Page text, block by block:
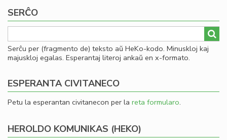
SERĈO
Serĉu per (fragmento de) teksto aŭ HeKo-kodo. Minuskloj kaj
majuskloj egalas. Esperantaj literoj ankaŭ en x-formato.
ESPERANTA CIVITANECO
Petu la esperantan civitanecon per la reta formularo.
HEROLDO KOMUNIKAS (HEKO)